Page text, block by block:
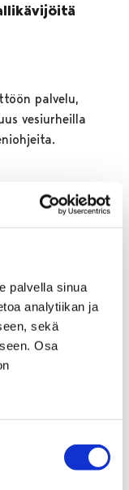
palvella sinua
analytiikan ja
sekä
Osa
palvelu,
vesiurheilla
jatkuvat